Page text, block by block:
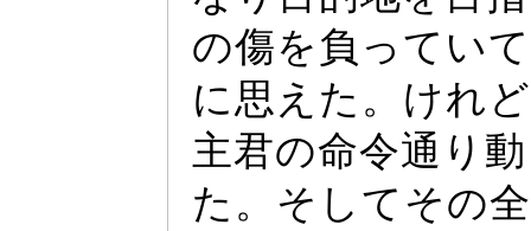
の傷を負 っ てい
に思えた。けれ
主君の命令通り
た。そしてその